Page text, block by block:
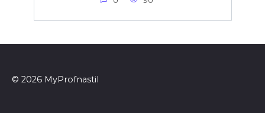
© 2026 MyProfnastil